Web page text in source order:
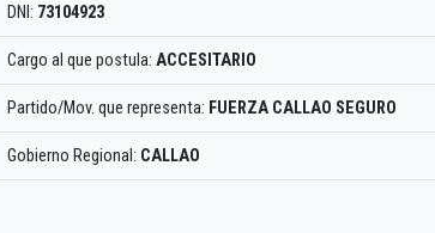
DNI: 73104923
Cargo al que postula: ACCESITARIO
Partido/Mov. que representa: FUERZA CALLAO SEGURO
Gobierno Regional: CALLAO